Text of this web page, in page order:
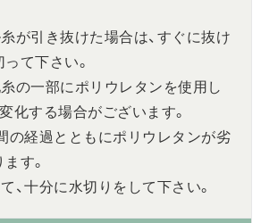
が引き抜けた場合は、すぐに抜け
て下さい。
の一部にポリウレタンを使用し
化する場合がございます。
の経過とともにポリウレタンが劣
す。
、十分に水切りをして下さい。